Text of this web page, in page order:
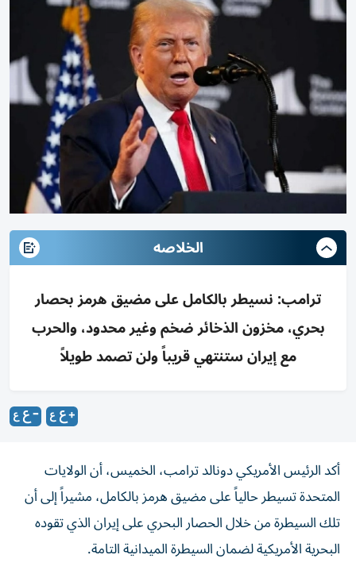
الخلاصه
ترامب: نسيطر بالكامل على مضيق هرمز بحصار
بحري، مخزون الذخائر ضخم وغير محدود، والحرب
مع إيران ستنتهي قريباً ولن تصمد طويلاً
أكد الرئيس الأمريكي دونالد ترامب، الخميس، أن الولايات
المتحدة تسيطر حالياً على مضيق هرمز بالكامل، مشيراً إلى أن
تلك السيطرة من خلال الحصار البحري على إيران الذي تقوده
البحرية الأمريكية لضمان السيطرة الميدانية التامة.